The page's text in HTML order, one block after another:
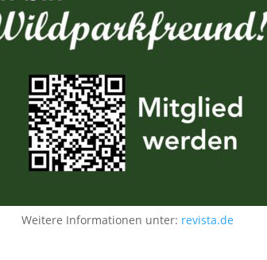
Weitere Informationen unter: revista.de